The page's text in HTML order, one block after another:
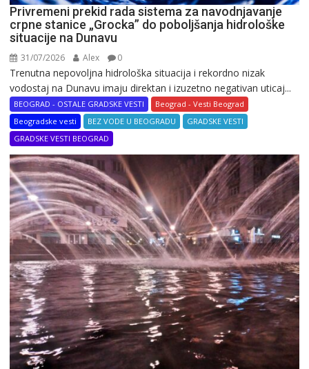
Privremeni prekid rada sistema za navodnjavanje
crpne stanice „Grocka” do poboljšanja hidrološke
situacije na Dunavu
31/07/2026 Alex 0
Trenutna nepovoljna hidrološka situacija i rekordno nizak
vodostaj na Dunavu imaju direktan i izuzetno negativan uticaj...
BEOGRAD - OSTALE GRADSKE VESTI
Beograd - Vesti Beograd
Beogradske vesti
BEZ VODE U BEOGRADU
GRADSKE VESTI
GRADSKE VESTI BEOGRAD